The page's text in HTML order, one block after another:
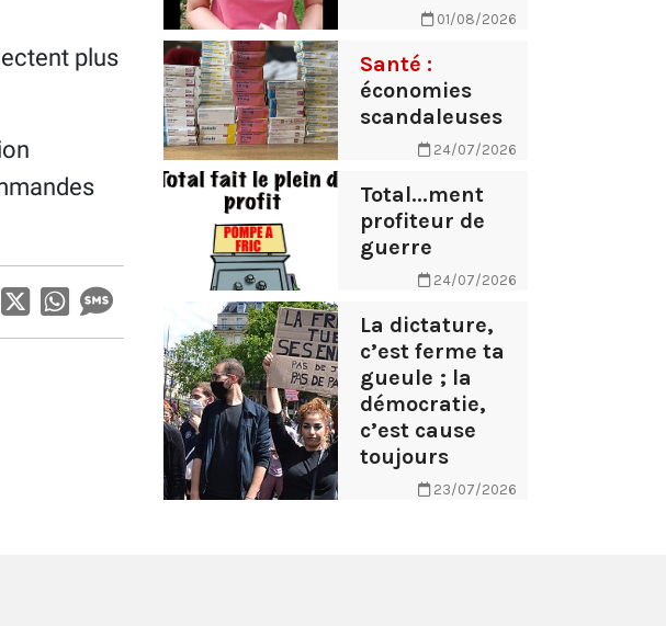
plus
01/08/2026
Santé :
économies
scandaleuses
24/07/2026
Total...ment
profiteur de
guerre
24/07/2026
La dictature,
c’est ferme ta
gueule ; la
démocratie,
c’est cause
toujours
23/07/2026